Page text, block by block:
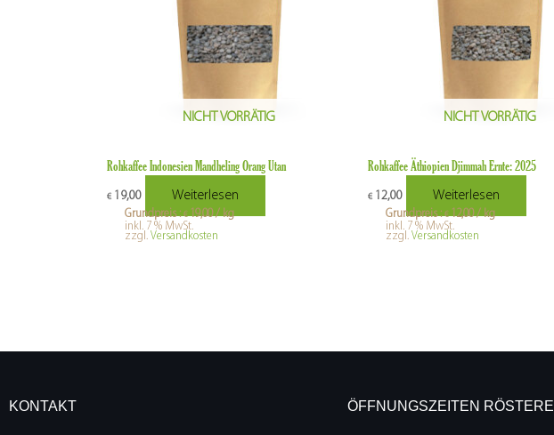
NICHT VORRÄTIG
Rohkaffee Indonesien Mandheling Orang Utan
€ 19,00 Weiterlesen
Grundpreis : € 19,00/ kg
inkl. 7 % MwSt.
zzgl. Versandkosten
NICHT VORRÄTIG
Rohkaffee Äthiopien Djimmah Ernte: 2025
€ 12,00 Weiterlesen
Grundpreis : € 12,00/ kg
inkl. 7 % MwSt.
zzgl. Versandkosten
KONTAKT ÖFFNUNGSZEITEN RÖSTEREI